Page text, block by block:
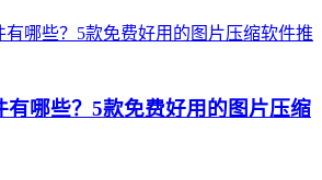
有哪些？5款免费好用的图片压缩